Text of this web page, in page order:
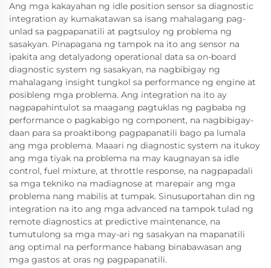
Ang mga kakayahan ng idle position sensor sa diagnostic
integration ay kumakatawan sa isang mahalagang pag-
unlad sa pagpapanatili at pagtsuloy ng problema ng
sasakyan. Pinapagana ng tampok na ito ang sensor na
ipakita ang detalyadong operational data sa on-board
diagnostic system ng sasakyan, na nagbibigay ng
mahalagang insight tungkol sa performance ng engine at
posibleng mga problema. Ang integration na ito ay
nagpapahintulot sa maagang pagtuklas ng pagbaba ng
performance o pagkabigo ng component, na nagbibigay-
daan para sa proaktibong pagpapanatili bago pa lumala
ang mga problema. Maaari ng diagnostic system na itukoy
ang mga tiyak na problema na may kaugnayan sa idle
control, fuel mixture, at throttle response, na nagpapadali
sa mga tekniko na madiagnose at marepair ang mga
problema nang mabilis at tumpak. Sinusuportahan din ng
integration na ito ang mga advanced na tampok tulad ng
remote diagnostics at predictive maintenance, na
tumutulong sa mga may-ari ng sasakyan na mapanatili
ang optimal na performance habang binabawasan ang
mga gastos at oras ng pagpapanatili.